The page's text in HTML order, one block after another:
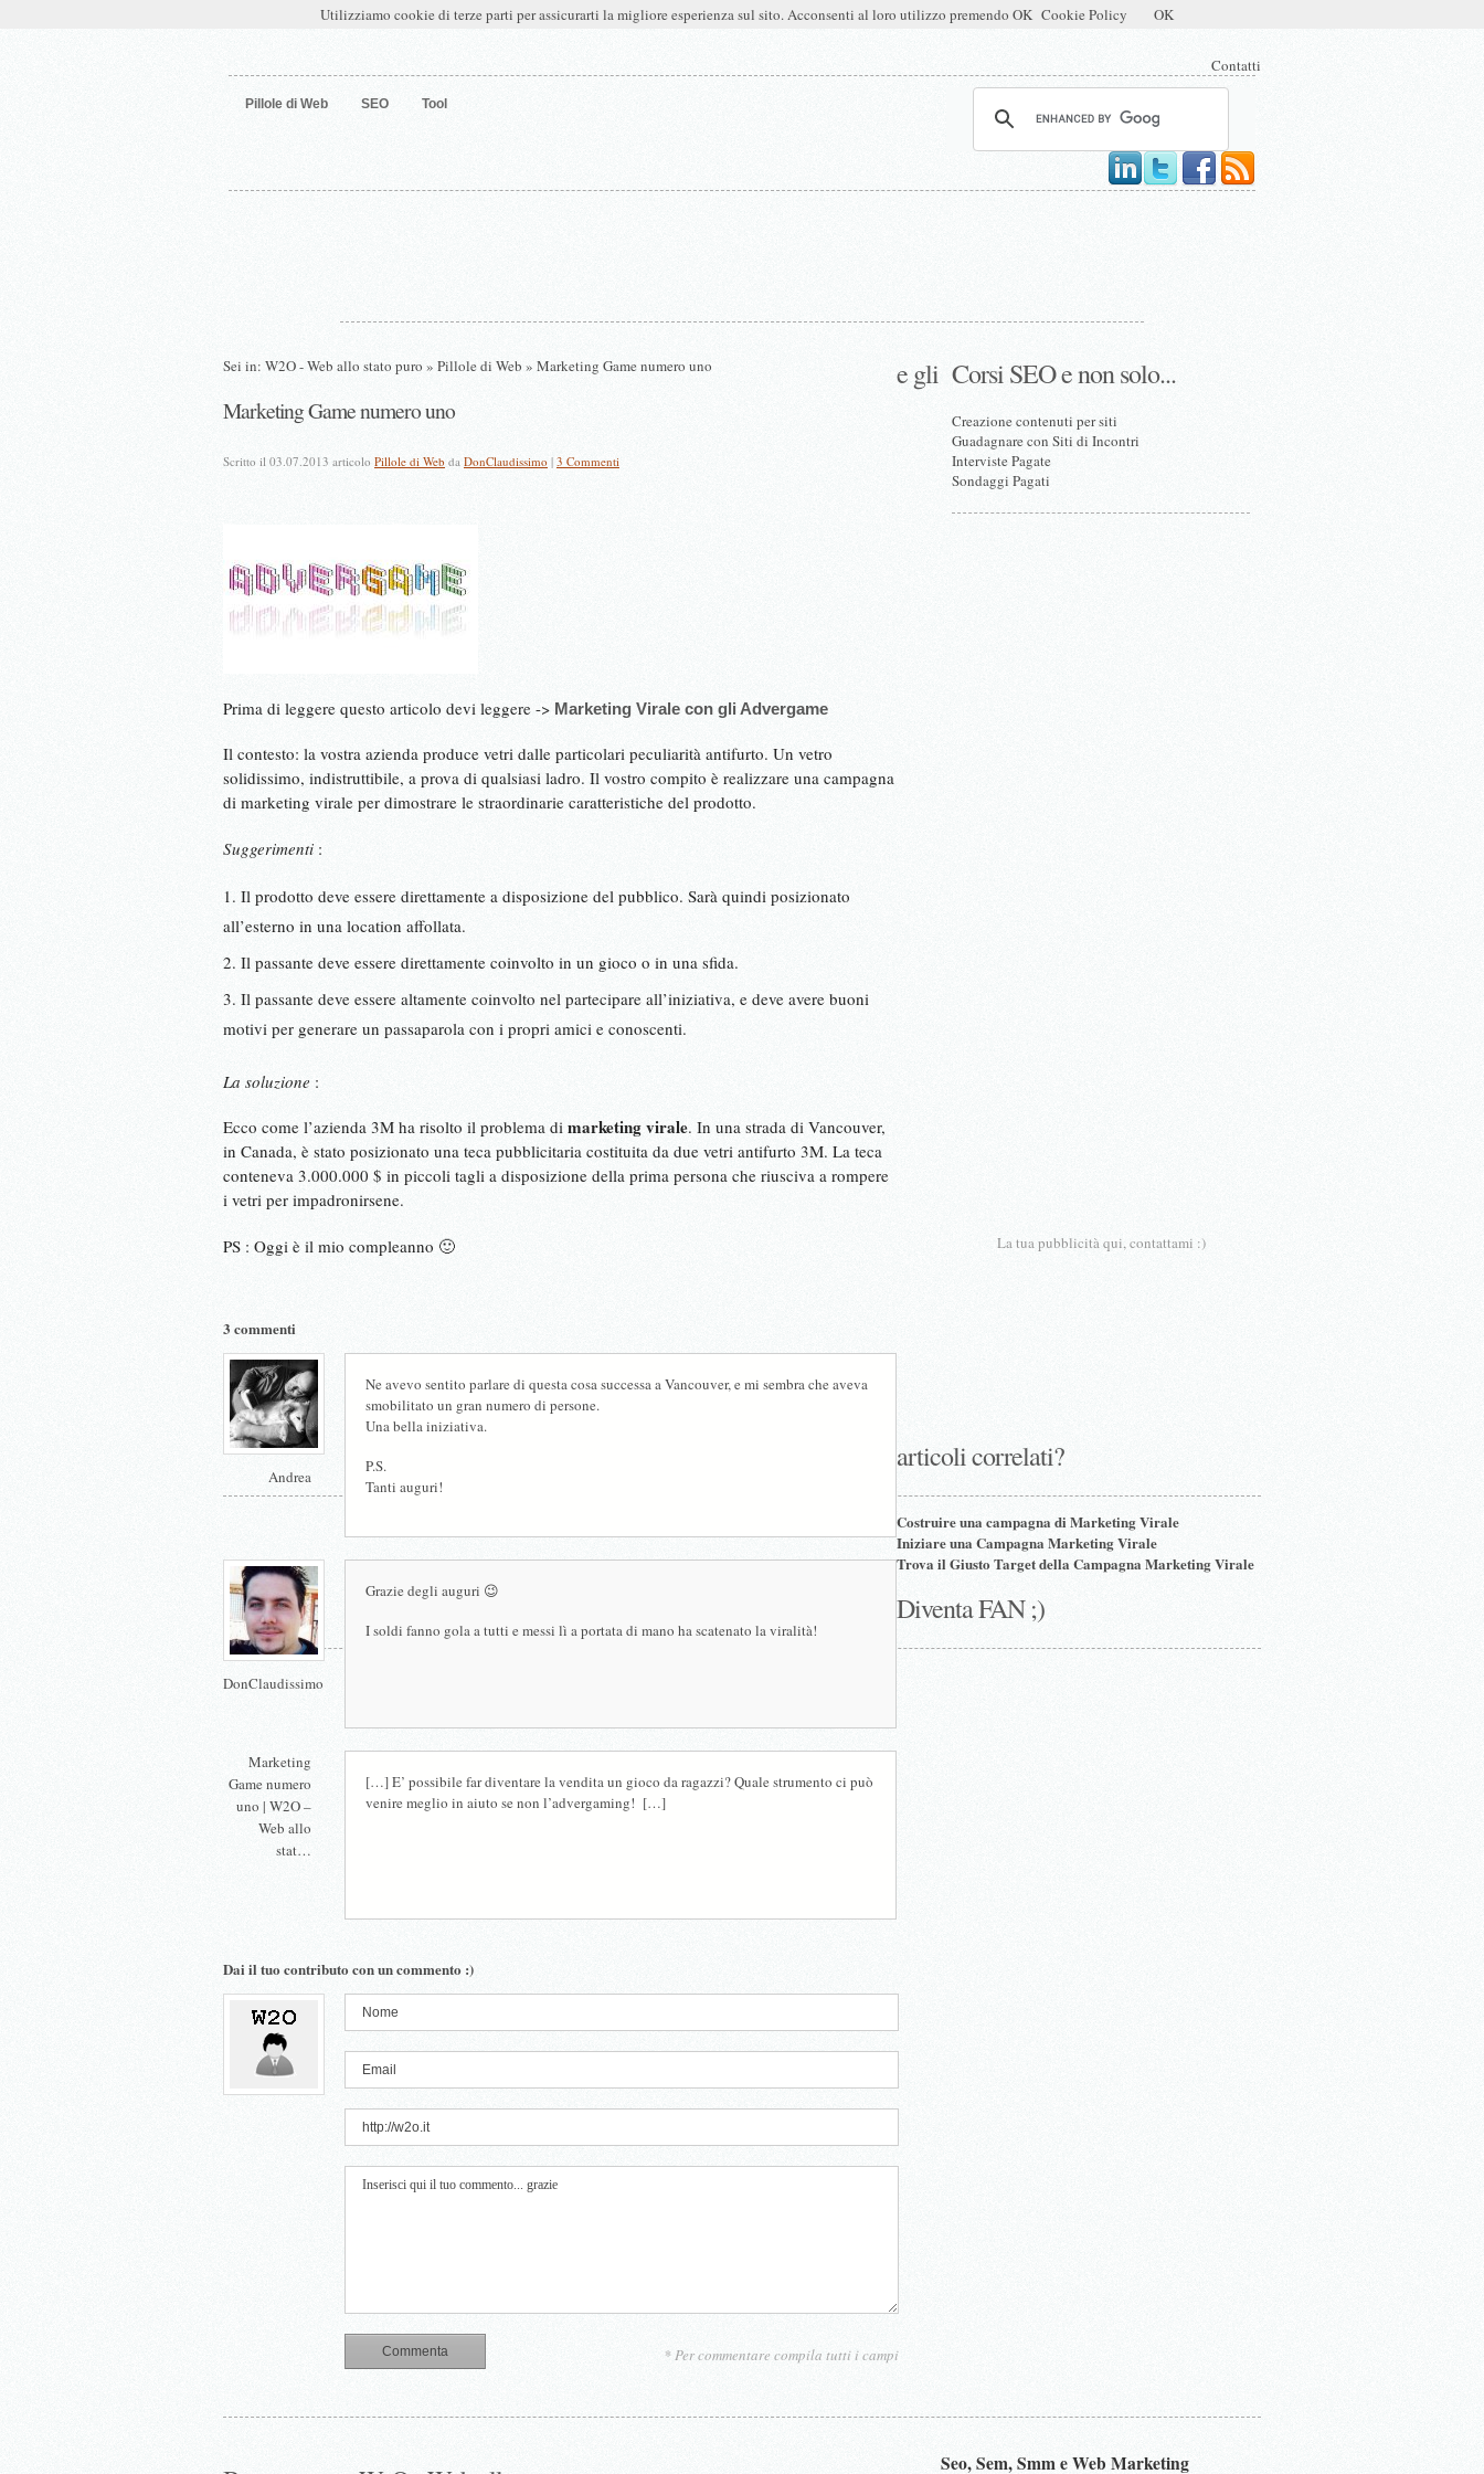
W2O – Web allo stato puro
Contatti
Pillole di Web SEO Tool
Sei in: W2O - Web allo stato puro » Pillole di Web » Marketing Game numero uno
Marketing Game numero uno
Scritto il 03.07.2013 articolo Pillole di Web da DonClaudissimo | 3 Commenti
Prima di leggere questo articolo devi leggere -> Marketing Virale con gli Advergame
Il contesto: la vostra azienda produce vetri dalle particolari peculiarità antifurto. Un vetro
solidissimo, indistruttibile, a prova di qualsiasi ladro. Il vostro compito è realizzare una campagna
di marketing virale per dimostrare le straordinarie caratteristiche del prodotto.
Suggerimenti :
Il prodotto deve essere direttamente a disposizione del pubblico. Sarà quindi posizionato
all’esterno in una location affollata.
Il passante deve essere direttamente coinvolto in un gioco o in una sfida.
Il passante deve essere altamente coinvolto nel partecipare all’iniziativa, e deve avere buoni
motivi per generare un passaparola con i propri amici e conoscenti.
La soluzione :
Ecco come l’azienda 3M ha risolto il problema di marketing virale. In una strada di Vancouver,
in Canada, è stato posizionato una teca pubblicitaria costituita da due vetri antifurto 3M. La teca
conteneva 3.000.000 $ in piccoli tagli a disposizione della prima persona che riusciva a rompere
i vetri per impadronirsene.
PS : Oggi è il mio compleanno 🙂
3 commenti
Andrea
Ne avevo sentito parlare di questa cosa successa a Vancouver, e mi sembra che aveva
smobilitato un gran numero di persone.
Una bella iniziativa.
P.S.
Tanti auguri!
DonClaudissimo
Grazie degli auguri 😉
I soldi fanno gola a tutti e messi lì a portata di mano ha scatenato la viralità!
Marketing
Game numero
uno | W2O –
Web allo
stat…
[…] E’ possibile far diventare la vendita un gioco da ragazzi? Quale strumento ci può
venire meglio in aiuto se non l’advergaming! […]
Dai il tuo contributo con un commento :)
* Per commentare compila tutti i campi
Corsi SEO e non solo...
Creazione contenuti per siti
Guadagnare con Siti di Incontri
Interviste Pagate
Sondaggi Pagati
La tua pubblicità qui, contattami :)
e gli
articoli correlati?
Costruire una campagna di Marketing Virale
Iniziare una Campagna Marketing Virale
Trova il Giusto Target della Campagna Marketing Virale
Diventa FAN ;)
Seo, Sem, Smm e Web Marketing
Utilizziamo cookie di terze parti per assicurarti la migliore esperienza sul sito. Acconsenti al loro utilizzo premendo OK Cookie Policy OK